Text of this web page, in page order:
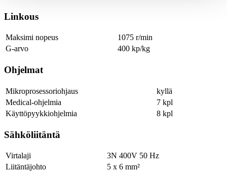
Linkous
Maksimi nopeus
1075 r/min
G-arvo
400 kp/kg
Ohjelmat
Mikroprosessoriohjaus
kyllä
Medical-ohjelmia
7 kpl
Käyttöpyykkiohjelmia
8 kpl
Sähköliitäntä
Virtalaji
3N 400V 50 Hz
Liitäntäjohto
5 x 6 mm²